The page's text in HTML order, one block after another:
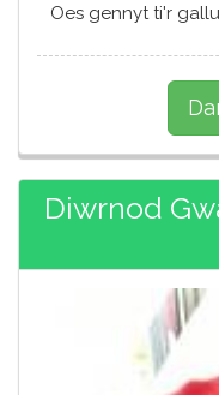
Oes gennyt ti'r
Diwrnod